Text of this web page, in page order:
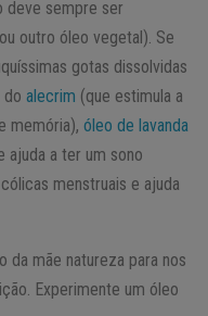
deve sempre ser
outro óleo vegetal). Se
gotas dissolvidas
do alecrim (que estimula a
memória), óleo de lavanda
ajuda a ter um sono
menstruais e ajuda
da mãe natureza para nos
Experimente um óleo